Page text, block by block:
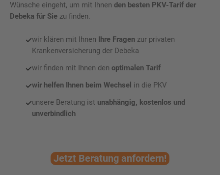
Wünsche eingeht, um mit Ihnen den besten PKV-Tarif der
Debeka für Sie zu finden.
wir klären mit Ihnen Ihre Fragen zur privaten
Krankenversicherung der Debeka
wir finden mit Ihnen den optimalen Tarif
wir helfen Ihnen beim Wechsel in die PKV
unsere Beratung ist unabhängig, kostenlos und
unverbindlich
Jetzt Beratung anfordern!